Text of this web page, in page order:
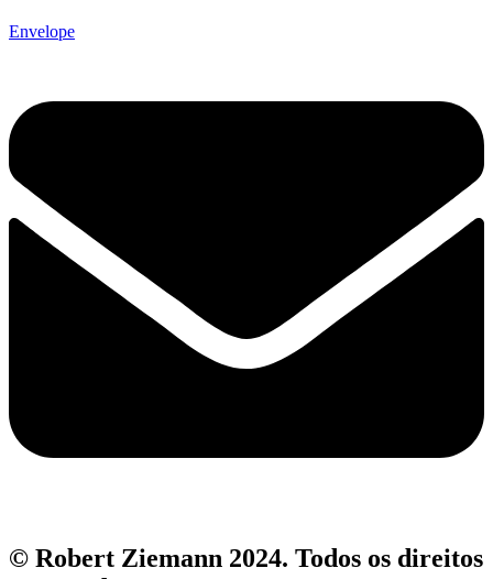
Envelope
© Robert Ziemann 2024. Todos os direitos